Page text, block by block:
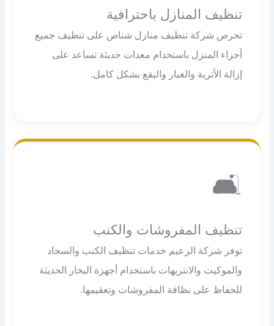
تنظيف المنازل باحترافية
تحرص شركة تنظيف منازل شناص على تنظيف جميع
أجزاء المنزل باستخدام معدات حديثة تساعد على
إزالة الأتربة والغبار والبقع بشكل كامل.
🛋️
تنظيف المفروشات والكنب
توفر شركة الزعيم خدمات تنظيف الكنب والسجاد
والموكيت والانتريهات باستخدام أجهزة البخار الحديثة
للحفاظ على نظافة المفروشات وتعقيمها.